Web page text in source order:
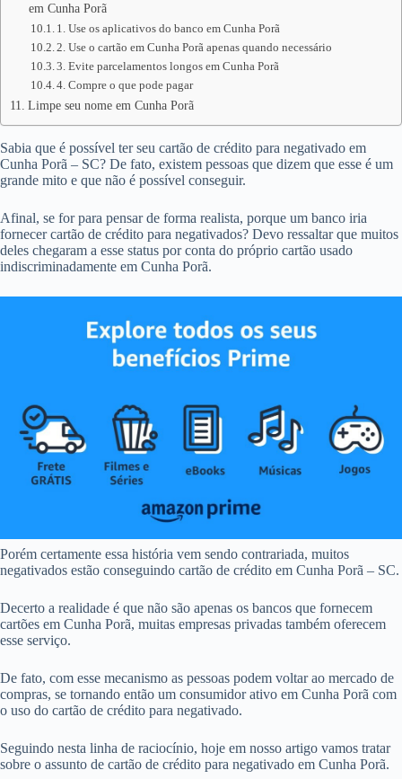
em Cunha Porã
1. Use os aplicativos do banco em Cunha Porã
2. Use o cartão em Cunha Porã apenas quando necessário
3. Evite parcelamentos longos em Cunha Porã
4. Compre o que pode pagar
Limpe seu nome em Cunha Porã
Sabia que é possível ter seu cartão de crédito para negativado em
Cunha Porã – SC? De fato, existem pessoas que dizem que esse é um
grande mito e que não é possível conseguir.
Afinal, se for para pensar de forma realista, porque um banco iria
fornecer cartão de crédito para negativados? Devo ressaltar que muitos
deles chegaram a esse status por conta do próprio cartão usado
indiscriminadamente em Cunha Porã.
Porém certamente essa história vem sendo contrariada, muitos
negativados estão conseguindo cartão de crédito em Cunha Porã – SC.
Decerto a realidade é que não são apenas os bancos que fornecem
cartões em Cunha Porã, muitas empresas privadas também oferecem
esse serviço.
De fato, com esse mecanismo as pessoas podem voltar ao mercado de
compras, se tornando então um consumidor ativo em Cunha Porã com
o uso do cartão de crédito para negativado.
Seguindo nesta linha de raciocínio, hoje em nosso artigo vamos tratar
sobre o assunto de cartão de crédito para negativado em Cunha Porã.